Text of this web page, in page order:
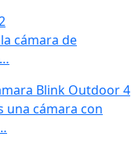
cámara de
Blink Outdoor 4
una cámara con